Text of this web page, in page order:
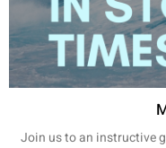
Join us to an instructive